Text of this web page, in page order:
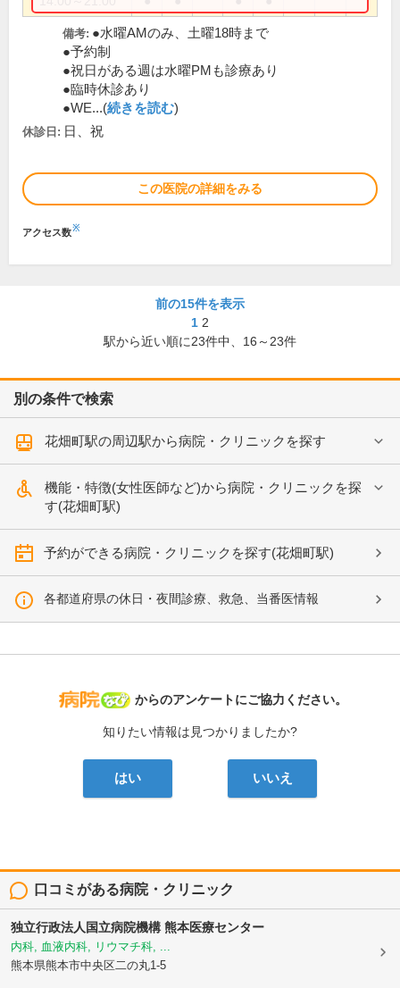
備考: ●水曜AMのみ、土曜18時まで
●予約制
●祝日がある週は水曜PMも診療あり
●臨時休診あり
●WE...(続きを読む)
休診日: 日、祝
この医院の詳細をみる
アクセス数※
前の15件を表示
1 2
駅から近い順に23件中、 16～23件
別の条件で検索
花畑町駅の周辺駅から病院・クリニックを探す
機能・特徴(女性医師など)から病院・クリニックを探
す(花畑町駅)
予約ができる病院・クリニックを探す(花畑町駅)
各都道府県の休日・夜間診療、救急、当番医情報
病院なび
からのアンケートにご協力ください。
知りたい情報は見つかりましたか?
はい いいえ
口コミがある病院・クリニック
独立行政法人国立病院機構熊本医療センター
内科, 血液内科, リウマチ科, ...
熊本県熊本市中央区二の丸1-5